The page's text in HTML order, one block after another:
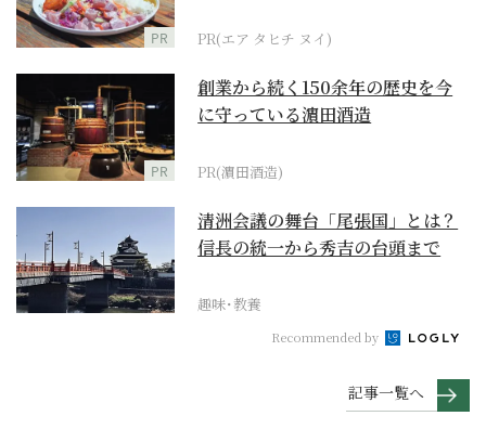
PR PR(エア タヒチ ヌイ)
PR
創業から続く150余年の歴史を今
に守っている濵田酒造
PR(濵田酒造)
清洲会議の舞台「尾張国」とは？
信長の統一から秀吉の台頭まで
趣味･教養
Recommended by
記事一覧へ